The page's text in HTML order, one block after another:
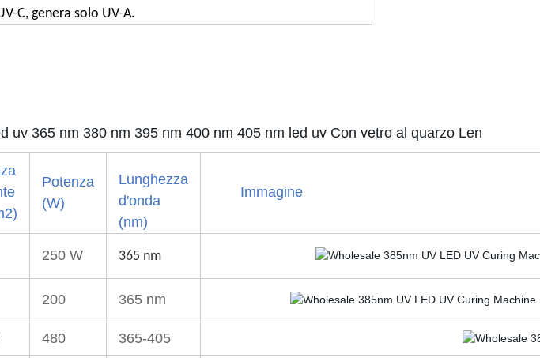
C, genera solo UV-A.
365 nm 380 nm 395 nm 400 nm 405 nm led uv Con vetro al quarzo Len
Potenza
(W)
Lunghezza
d'onda
(nm)
Immagine
250 W 365 nm
200 365 nm
480 365-405